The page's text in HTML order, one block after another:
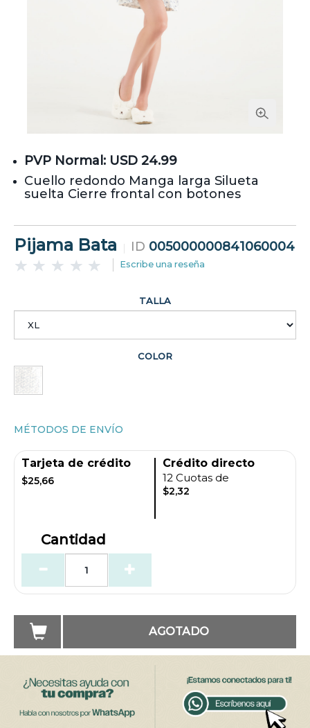
PVP Normal: USD 24.99
Cuello redondo Manga larga Silueta
suelta Cierre frontal con botones
Pijama Bata ID 005000000841060004
Escribe una reseña
TALLA
COLOR
MÉTODOS DE ENVÍO
Tarjeta de crédito
$25,66
Crédito directo
12 Cuotas de
$2,32
Cantidad
AGOTADO